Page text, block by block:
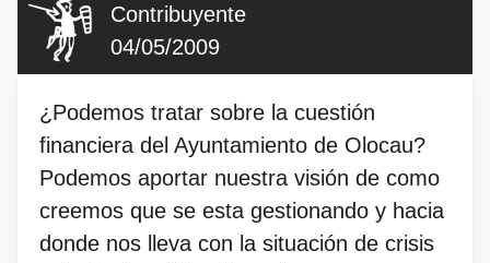
Contribuyente
04/05/2009
¿Podemos tratar sobre la cuestión
financiera del Ayuntamiento de Olocau?
Podemos aportar nuestra visión de como
creemos que se esta gestionando y hacia
donde nos lleva con la situación de crisis